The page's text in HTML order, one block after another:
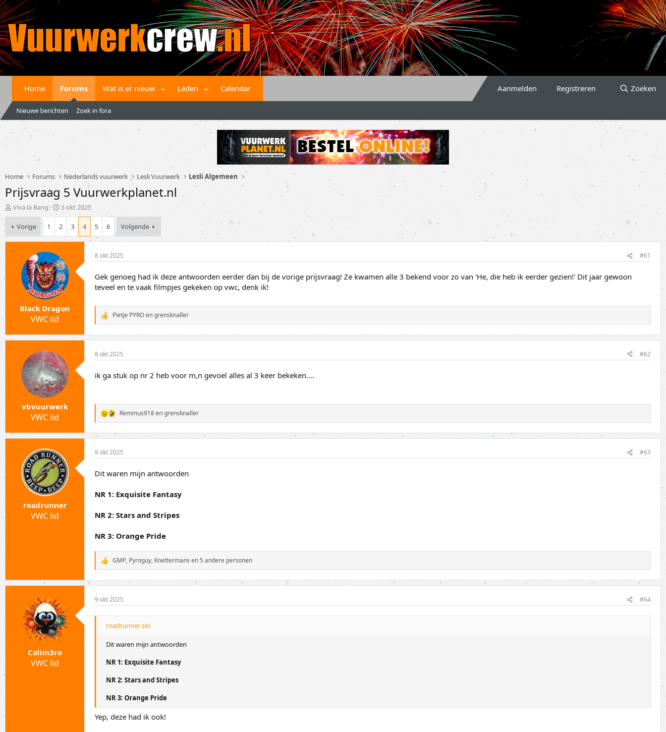
Home Forums Wat is er nieuw Leden Calendar Aanmelden Registreren Zoeken
Nieuwe berichten Zoek in fora
Home Forums Nederlands vuurwerk Lesli Vuurwerk Lesli Algemeen
Prijsvraag 5 Vuurwerkplanet.nl
T
o
p
c
Viva la Bang
S
t
a
t
a
t
u
m
3 okt 2025
Vorige 1 2 3 4 5 6 Volgende
Black Dragon
VWC lid
8 okt 2025 #61
Gek genoeg had ik deze antwoorden eerder dan bij de vorige prijsvraag! Ze kwamen alle 3 bekend voor zo van 'He, die heb ik eerder gezien!' Dit jaar gewoon
teveel en te vaak filmpjes gekeken op vwc, denk ik!
W
a
a
r
e
i
n
n
:
Pietje PYROengrensknaller
vbvuurwerk
VWC lid
8 okt 2025 #62
ik ga stuk op nr 2 heb voor m,n gevoel alles al 3 keer bekeken....
W
a
a
r
e
i
e
:
Remmus918engrensknaller
roadrunner
VWC lid
9 okt 2025 #63
Dit waren mijn antwoorden
NR 1: Exquisite Fantasy
NR 2: Stars and Stripes
NR 3: Orange Pride
W
a
a
r
e
GMP, Pyroguy, Knettermans en 5 andere personen
Calim3ro
VWC lid
9 okt 2025 #64
roadrunner zei:
Dit waren mijn antwoorden
NR 1: Exquisite Fantasy
NR 2: Stars and Stripes
NR 3: Orange Pride
Yep, deze had ik ook!